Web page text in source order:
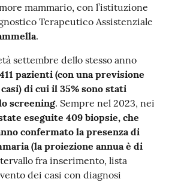
mammario, con l’istituzione
Terapeutico Assistenziale
.
settembre dello stesso anno
pazienti (con una previsione
di cui il 35% sono stati
screening. Sempre nel 2023, nei
eseguite 409 biopsie, che
confermato la presenza di
(la proiezione annua è di
fra inserimento, lista
dei casi con diagnosi